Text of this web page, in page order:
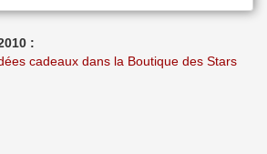
:
cadeaux dans la Boutique des Stars